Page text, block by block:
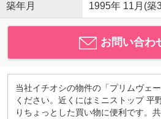
築年月 1995年 11月(築
お問い合わ
当社イチオシの物件の「プリムヴェ
ください。近くにはミニストップ 平
りちょっとした買い物に便利です。